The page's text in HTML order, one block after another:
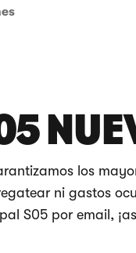
los
ni gastos
S05 por email,